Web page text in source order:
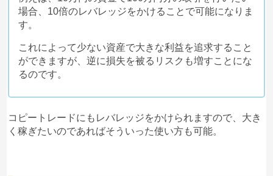
場合、10倍のレバレッジをかけることで可能になりま
す。
これによって少ない資産で大きな利益を追求すること
ができますが、逆に損失を被るリスクも増すことにな
るのです。
コピートレードにもレバレッジをかけられますので、大き
く稼ぎたいのであればそういった使い方も可能。